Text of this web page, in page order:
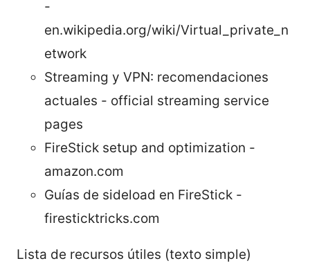
-
en.wikipedia.org/wiki/Virtual_private_n
etwork
Streaming y VPN: recomendaciones
actuales - official streaming service
pages
FireStick setup and optimization -
amazon.com
Guías de sideload en FireStick -
firesticktricks.com
Lista de recursos útiles (texto simple)